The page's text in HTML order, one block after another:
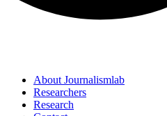
About Journalismlab
Researchers
Research